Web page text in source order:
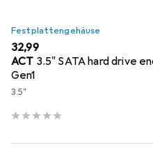
Festplattengehäuse
EUR
32,99
ACT 3.5" SATA hard drive
Gen1
3.5"